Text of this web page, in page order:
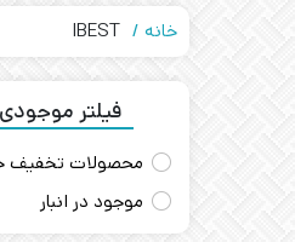
خانه
فیلتر
محصولات تخفیف
موجود در انبار